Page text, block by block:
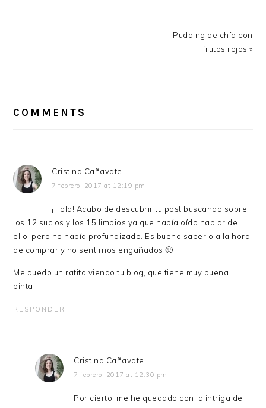
Next
Pudding de chía con
frutos rojos »
INTERACTIONS
COMMENTS
Cristina Cañavate
7 febrero, 2017 at 12:19 pm
¡Hola! Acabo de descubrir tu post buscando sobre
los 12 sucios y los 15 limpios ya que había oído hablar de
ello, pero no había profundizado. Es bueno saberlo a la hora
de comprar y no sentirnos engañados 🙂
Me quedo un ratito viendo tu blog, que tiene muy buena
pinta!
RESPONDER
Cristina Cañavate
7 febrero, 2017 at 12:30 pm
Por cierto, me he quedado con la intriga de